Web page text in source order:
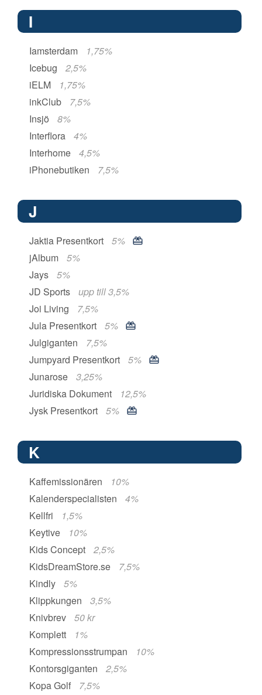
I
Iamsterdam
1,75%
Icebug
2,5%
iELM
1,75%
inkClub
7,5%
Insjö
8%
Interflora
4%
Interhome
4,5%
iPhonebutiken
7,5%
J
Jaktia Presentkort
5%
jAlbum
5%
Jays
5%
JD Sports
upp till 3,5%
Joi Living
7,5%
Jula Presentkort
5%
Julgiganten
7,5%
Jumpyard Presentkort
5%
Junarose
3,25%
Juridiska Dokument
12,5%
Jysk Presentkort
5%
K
Kaffemissionären
10%
Kalenderspecialisten
4%
Kellfri
1,5%
Keytive
10%
Kids Concept
2,5%
KidsDreamStore.se
7,5%
Kindly
5%
Klippkungen
3,5%
Knivbrev
50 kr
Komplett
1%
Kompressionsstrumpan
10%
Kontorsgiganten
2,5%
Kopa Golf
7,5%